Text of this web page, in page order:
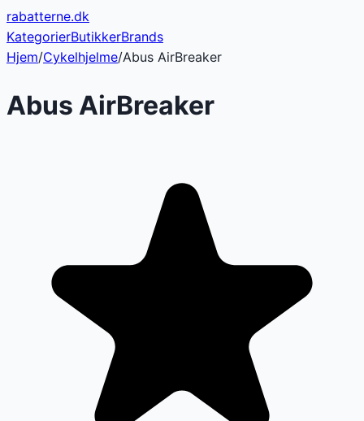
rabatterne.dk
KategorierButikkerBrands
Hjem/Cykelhjelme/Abus AirBreaker
Abus AirBreaker